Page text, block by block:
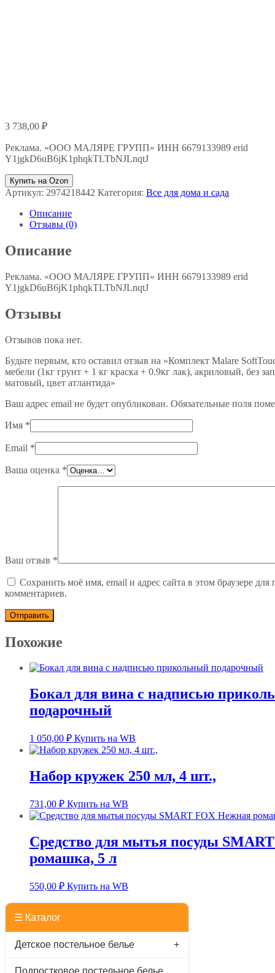
3 738,00 ₽
Реклама. «ООО МАЛЯРЕ ГРУПП» ИНН 6679133989 erid
Y1jgkD6uB6jK1phqkTLTbNJLnqtJ
Купить на Ozon
Артикул: 2974218442 Категория: Все для дома и сада
Описание
Отзывы (0)
Описание
Реклама. «ООО МАЛЯРЕ ГРУПП» ИНН 6679133989 erid
Y1jgkD6uB6jK1phqkTLTbNJLnqtJ
Отзывы
Отзывов пока нет.
Будьте первым, кто оставил отзыв на «Комплект Malare
мебели (1кг грунт + 1 кг краска + 0.9кг лак), акриловый, без
матовый, цвет атлантида»
Ваш адрес email не будет опубликован. Обязательные поля
Имя *
Email *
Ваша оценка *
Ваш отзыв *
Сохранить моё имя, email и адрес сайта в этом браузере
комментариев.
Похожие
Бокал для вина с надписью
подарочный
1 050,00 ₽ Купить на WB
Набор кружек 250 мл, 4 шт.,
731,00 ₽ Купить на WB
Средство для мытья посуды
ромашка, 5 л
550,00 ₽ Купить на WB
☰ Каталог
Детское постельное белье +
Подростковое постельное белье